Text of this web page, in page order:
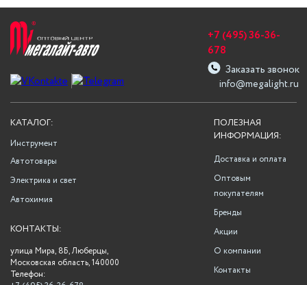
info@megalight.ru
+7 (495) 36-36-
678
Заказать звонок
ПОЛЕЗНАЯ
ИНФОРМАЦИЯ:
Доставка и оплата
Оптовым
покупателям
Бренды
Акции
О компании
Контакты
КАТАЛОГ:
Инструмент
Автотовары
Электрика и свет
Автохимия
КОНТАКТЫ:
улица Мира, 8Б, Люберцы,
Московская область, 140000
Телефон: